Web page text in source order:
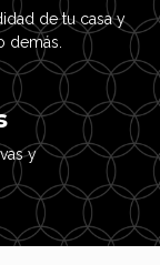
de tu casa y
demás.
y